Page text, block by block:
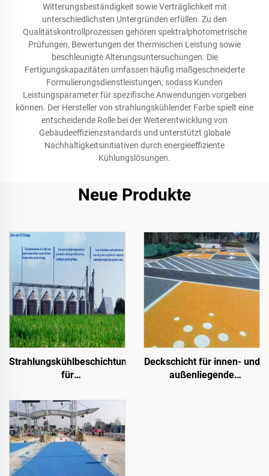
Witterungsbeständigkeit sowie Verträglichkeit mit
unterschiedlichsten Untergründen erfüllen. Zu den
Qualitätskontrollprozessen gehören spektralphotometrische
Prüfungen, Bewertungen der thermischen Leistung sowie
beschleunigte Alterungsuntersuchungen. Die
Fertigungskapazitäten umfassen häufig maßgeschneiderte
Formulierungsdienstleistungen, sodass Kunden
Leistungsparameter für spezifische Anwendungen vorgeben
können. Der Hersteller von strahlungskühlender Farbe spielt eine
entscheidende Rolle bei der Weiterentwicklung von
Gebäudeeffizienzstandards und unterstützt globale
Nachhaltigkeitsinitiativen durch energieeffiziente
Kühlungslösungen.
Neue Produkte
Strahlungskühlbeschichtungen
für
Farbstahl-
Dachplattenfabrikgebäude,
Getreidespeicherbehälter,
Öltanks
Deckschicht für innen- und
außenliegende